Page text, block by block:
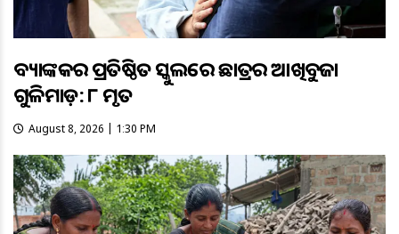
ବ୍ୟାଙ୍କକର ପ୍ରତିଷ୍ଠିତ ସ୍କୁଲରେ ଛାତ୍ରର ଆଖିବୁଜା
ଗୁଳିମାଡ଼: ୮ ମୃତ
August 8, 2026 | 1:30 PM